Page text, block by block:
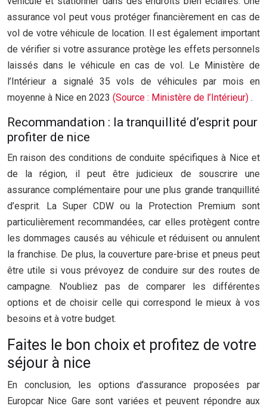
assurance vol peut vous protéger financièrement en cas de
vol de votre véhicule de location. Il est également important
de vérifier si votre assurance protège les effets personnels
laissés dans le véhicule en cas de vol. Le Ministère de
l’Intérieur a signalé 35 vols de véhicules par mois en
moyenne à Nice en 2023 (Source : Ministère de l’Intérieur) .
Recommandation : la tranquillité d’esprit pour
profiter de nice
En raison des conditions de conduite spécifiques à Nice et
de la région, il peut être judicieux de souscrire une
assurance complémentaire pour une plus grande tranquillité
d’esprit. La Super CDW ou la Protection Premium sont
particulièrement recommandées, car elles protègent contre
les dommages causés au véhicule et réduisent ou annulent
la franchise. De plus, la couverture pare-brise et pneus peut
être utile si vous prévoyez de conduire sur des routes de
campagne. N’oubliez pas de comparer les différentes
options et de choisir celle qui correspond le mieux à vos
besoins et à votre budget.
Faites le bon choix et profitez de votre
séjour à nice
En conclusion, les options d’assurance proposées par
Europcar Nice Gare sont variées et peuvent répondre aux